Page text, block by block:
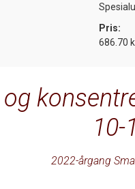
Pris:
686.70
10-
2022-årgang